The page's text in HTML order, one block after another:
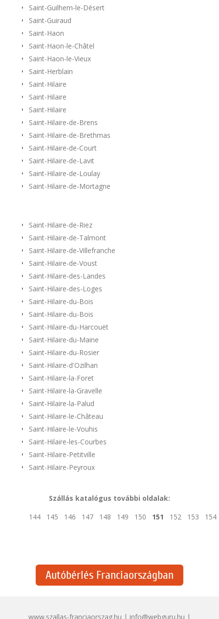
Saint-Guilhem-le-Désert
Saint-Guiraud
Saint-Haon
Saint-Haon-le-Châtel
Saint-Haon-le-Vieux
Saint-Herblain
Saint-Hilaire
Saint-Hilaire
Saint-Hilaire
Saint-Hilaire-de-Brens
Saint-Hilaire-de-Brethmas
Saint-Hilaire-de-Court
Saint-Hilaire-de-Lavit
Saint-Hilaire-de-Loulay
Saint-Hilaire-de-Mortagne
Saint-Hilaire-de-Riez
Saint-Hilaire-de-Talmont
Saint-Hilaire-de-Villefranche
Saint-Hilaire-de-Voust
Saint-Hilaire-des-Landes
Saint-Hilaire-des-Loges
Saint-Hilaire-du-Bois
Saint-Hilaire-du-Bois
Saint-Hilaire-du-Harcouët
Saint-Hilaire-du-Maine
Saint-Hilaire-du-Rosier
Saint-Hilaire-d'Ozilhan
Saint-Hilaire-la-Foret
Saint-Hilaire-la-Gravelle
Saint-Hilaire-la-Palud
Saint-Hilaire-le-Château
Saint-Hilaire-le-Vouhis
Saint-Hilaire-les-Courbes
Saint-Hilaire-Petitville
Saint-Hilaire-Peyroux
Szállás katalógus további oldalak:
144
145 146 147 148 149 150 151 152 153 154
Autóbérlés Franciaországban
www.szallas-franciaorszag.hu | info@webguru.hu |